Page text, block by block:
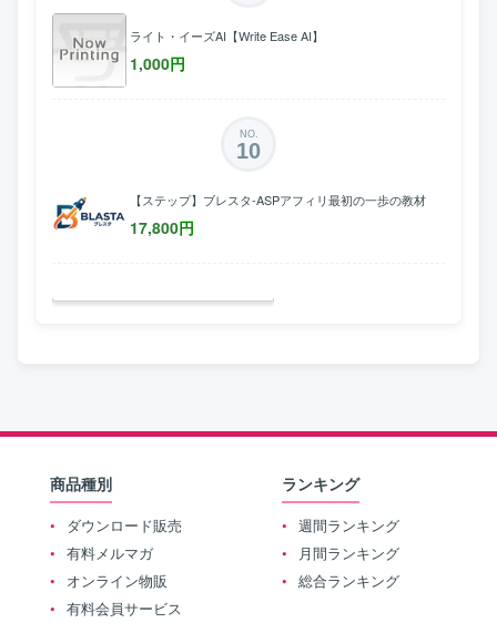
ライト・イーズAI【Write Ease AI】
1,000円
NO.
10
【ステップ】ブレスタ-ASPアフィリ最初の一歩の教材
17,800円
商品種別
ダウンロード販売
有料メルマガ
オンライン物販
有料会員サービス
ランキング
週間ランキング
月間ランキング
総合ランキング